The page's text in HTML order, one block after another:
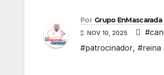
Por Grupo EnMascarada
NOV 10, 2025
#patrocinador, #reina